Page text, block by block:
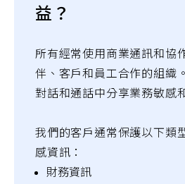
益？
所有經常使用商業通訊和協
伴、客戶和員工合作的組織
對話和通話中分享業務敏感
我們的客戶通常保護以下類
感資訊：
財務資訊